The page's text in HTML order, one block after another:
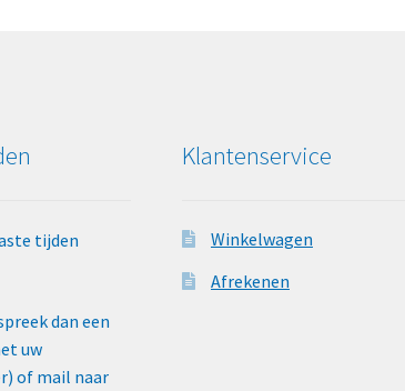
tijden
dan een
uw
of mail naar
Klantenservice
Winkelwagen
Afrekenen